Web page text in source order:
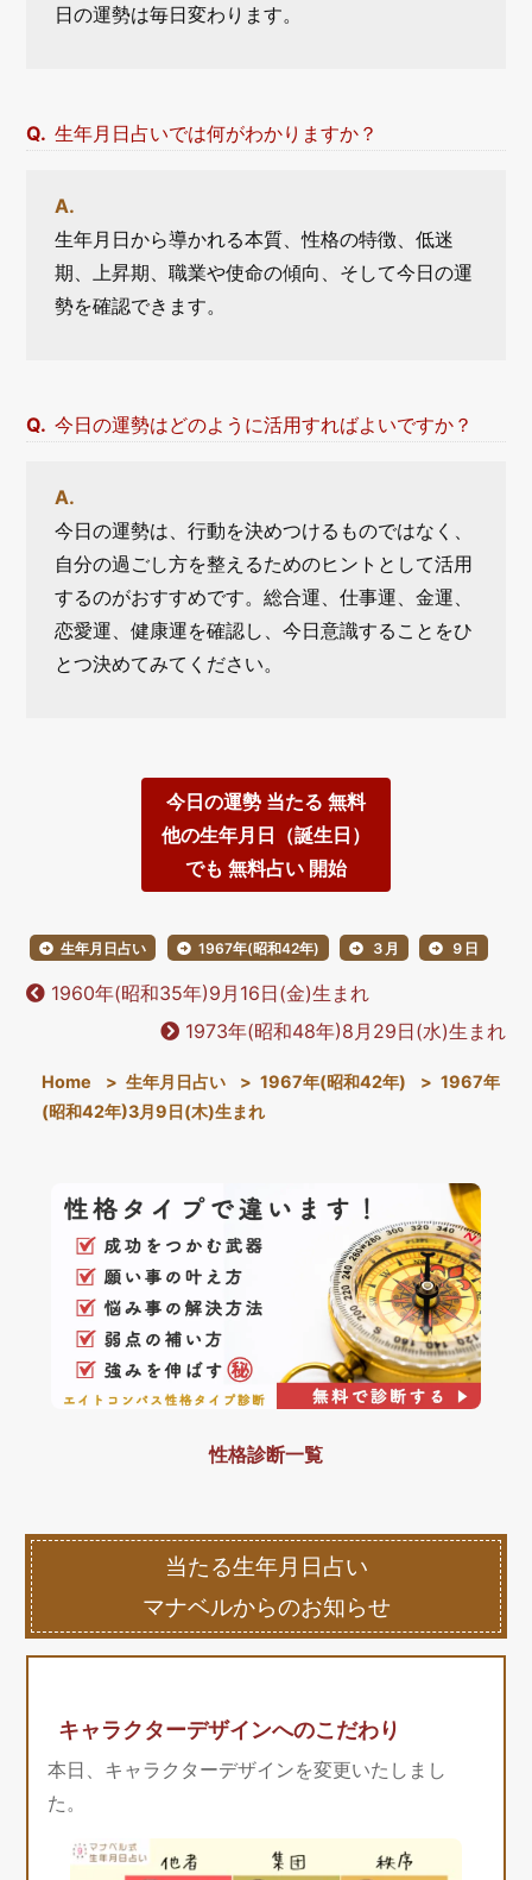
日の運勢は毎日変わります。
生年月日占いでは何がわかりますか？
生年月日から導かれる本質、性格の特徴、低迷
期、上昇期、職業や使命の傾向、そして今日の運
勢を確認できます。
今日の運勢はどのように活用すればよいですか？
今日の運勢は、行動を決めつけるものではなく、
自分の過ごし方を整えるためのヒントとして活用
するのがおすすめです。総合運、仕事運、金運、
恋愛運、健康運を確認し、今日意識することをひ
とつ決めてみてください。
今日の運勢 当たる 無料
他の生年月日（誕生日）
でも 無料占い 開始
生年月日占い 1967年(昭和42年) ３月 ９日
1960年(昭和35年)9月16日(金)生まれ
1973年(昭和48年)8月29日(水)生まれ
Home > 生年月日占い > 1967年(昭和42年) > 1967年
(昭和42年)3月9日(木)生まれ
性格診断一覧
当たる生年月日占い
マナベルからのお知らせ
キャラクターデザインへのこだわり
本日、キャラクターデザインを変更いたしまし
た。